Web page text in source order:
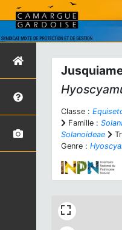
Classe :
Famille :
Solanoideae
Genre :